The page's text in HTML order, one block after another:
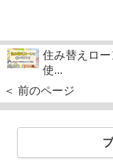
住み替えロー
使...
＜ 前のページ